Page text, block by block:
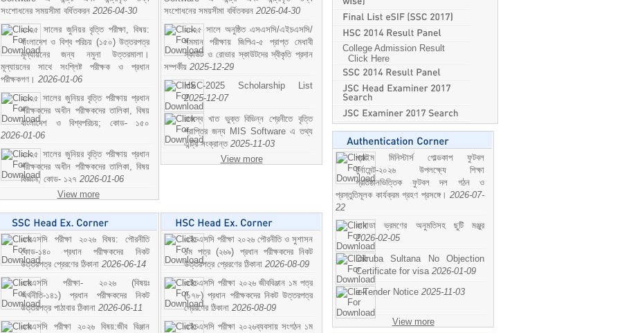
সংশোধনের সময়সীমা বর্ধিতকরন 2026-04-30
২০২৫ সালের জুনিয়র বৃত্তি পরীক্ষা, বিষয়:
বাংলাদেশ ও বিশ্ব পরিচয় (১৫০) উত্তরপত্র
মূল্যায়নের জন্য নমুনা উত্তরমালা।
মূল্যায়নের সাথে সংশ্লিষ্ট পরীক্ষক ও প্রধান
পরীক্ষকগণ। 2026-01-06
২০২৫ সালের জুনিয়র বৃত্তি পরীক্ষায় প্রধান
পরীক্ষকদের অধীন পরীক্ষকদের তালিকা, বিষয়
বাংলাদেশ ও বিশ্বপরিচয়; কোড- ১৫০
2026-01-06
২০২৫ সালের জুনিয়র বৃত্তি পরীক্ষায় প্রধান
পরীক্ষকদের অধীন পরীক্ষকদের তালিকা, বিষয়
বিজ্ঞান; কোড- ১২৭ 2026-01-06
View more
সংশোধনের সময়সীমা বর্ধিতকরন 2026-04-30
২০২৫ সালে অনুষ্ঠিত এসএসসি/এইচএসসি/
সমমান পরীক্ষায় জিপিএ-৫ প্রাপ্ত মেধাবী
স্কাউট ও রোভার স্কাউটদের স্বীকৃতি প্রদান
সম্পর্কীয় 2025-12-29
HSC-2025 Scholarship List
2025-12-07
রাজস্ব খাত ভুক্ত বিভিন্ন শ্রেনীতে বৃত্তি
প্রাপ্তির জন্য MIS Software এ তথ্য
এন্ট্রি সংক্রান্ত 2025-11-03
View more
এসএসসি পরীক্ষা ২০২৬ বিষয়: পৌরনীতি
কোড-১৪০ প্রধান পরীক্ষকদের নিকট
উত্তরপত্র প্রেরণের ঠিকানা 2026-06-14
এসএসসি পরীক্ষা- ২০২৬ (বিষয়ঃ
অর্থনীতি-১৪১) প্রধান পরীক্ষকদের নিকট
উত্তরপত্র পাঠাবার ঠিকানা 2026-06-11
এসএসসি পরীক্ষা ২০২৬ বিষয়:জীব বিঞ্জান
এইচএসসি পরীক্ষা ২০২৬ পৌরনীতি ও সুশাসন
১ম পত্র (২৬৯) প্রধান পরীক্ষকদের নিকট
উত্তরপত্র প্রেরণের ঠিকানা 2026-08-09
এইচএসসি পরীক্ষা ২০২৬ জীববিঞ্জান ১ম পত্র
(১৭৮) প্রধান পরীক্ষকদের নিকট উত্তরপত্র
প্রেরণের ঠিকানা 2026-08-09
এইচএসসি পরীক্ষা ২০২৬ব্যবসায় সংগঠন ১ম
College Admission Result
Click Here
প্রাইম মিনিস্টার্স গোল্ডকাপ ফুটবল
টুর্নামেন্ট-২০২৬ উপলক্ষ্যে শিক্ষা
প্রতিষ্ঠানভিত্তিক ফুটবল দল গঠন ও
প্রস্তুতিমূলক কার্যক্রম গ্রহণ প্রসঙ্গে। 2026-07-
22
কানাডা ভ্রমণের অনুমতিসহ ছুটি মঞ্জুর
2026-02-05
Dilruba Sultana No Objection
Certificate for visa 2026-01-09
e-Tender Notice 2025-11-03
View more